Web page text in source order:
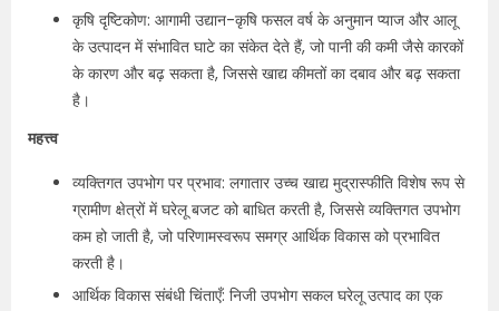
कृषि दृष्टिकोण: आगामी उद्यान-कृषि फसल वर्ष के अनुमान प्याज और आलू
के उत्पादन में संभावित घाटे का संकेत देते हैं, जो पानी की कमी जैसे कारकों
के कारण और बढ़ सकता है, जिससे खाद्य कीमतों का दबाव और बढ़ सकता
है।
महत्त्व
व्यक्तिगत उपभोग पर प्रभाव: लगातार उच्च खाद्य मुद्रास्फीति विशेष रूप से
ग्रामीण क्षेत्रों में घरेलू बजट को बाधित करती है, जिससे व्यक्तिगत उपभोग
कम हो जाती है, जो परिणामस्वरूप समग्र आर्थिक विकास को प्रभावित
करती है।
आर्थिक विकास संबंधी चिंताएँ: निजी उपभोग सकल घरेलू उत्पाद का एक